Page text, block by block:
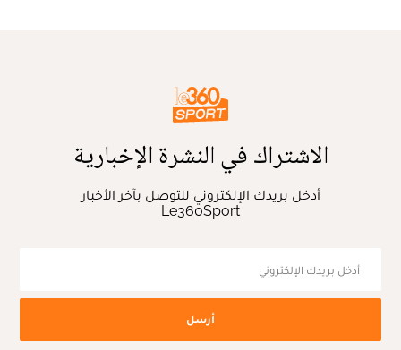
الاشتراك في النشرة الإخبارية
أدخل بريدك الإلكتروني للتوصل بآخر الأخبار
Le360Sport
أرسل